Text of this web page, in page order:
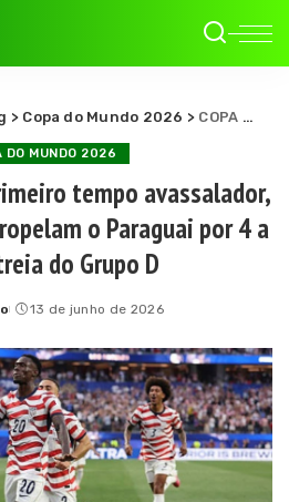
> Copa do Mundo 2026 > COPA 2026: Com primeiro tempo avassalador, Estados Unidos atropelam o Paraguai por 4 a 1 na estreia do Grupo D
DO MUNDO 2026
tempo avassalador,
o Paraguai por 4 a
do Grupo D
13 de junho de 2026